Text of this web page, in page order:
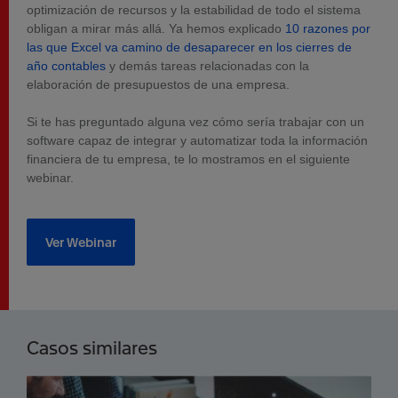
optimización de recursos y la estabilidad de todo el sistema
obligan a mirar más allá. Ya hemos explicado 10 razones por
las que Excel va camino de desaparecer en los cierres de
año contables y demás tareas relacionadas con la
elaboración de presupuestos de una empresa.
Si te has preguntado alguna vez cómo sería trabajar con un
software capaz de integrar y automatizar toda la información
financiera de tu empresa, te lo mostramos en el siguiente
webinar.
Ver Webinar
Casos similares